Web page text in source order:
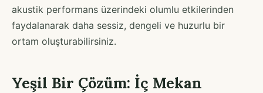
akustik performans üzerindeki olumlu etkilerinden
faydalanarak daha sessiz, dengeli ve huzurlu bir
ortam oluşturabilirsiniz.
Yeşil Bir Çözüm: İç Mekan